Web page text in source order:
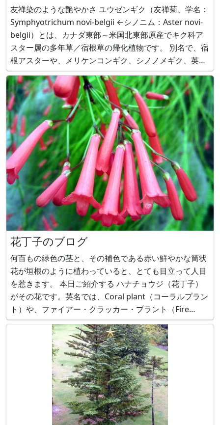
友禅染のような艶やかさ ユウゼンギク（友禅菊、学名：
Symphyotrichum novi-belgii ←シノニム：Aster novi-
belgii）とは、カナダ東部～米国北東部原産でキク科ア
スター属の多年草／宿根草の帰化植物です。 別名で、宿
根アスターや、メリケンコンギク、シノノメギク、英
名：New York Aster（ニューヨークアスター）、
Michaelmas daisy（ミケル
花丁子のブログ
何百もの緑色の茎と、その補色である赤い鮮やかな筒状
花が垣根のように植わっていると、とても目立って人目
を惹きます。 本日ご紹介する ハナチョウジ（花丁子）
がその花です。英名では、Coral plant（コーラルプラン
ト）や、ファイアー・クラッカー・プラント（Fire
cracker plant）、ラッセリア（Russelia）とも呼ばれま
す。暖地では、１年中咲いています。 ハナチョウジ（花